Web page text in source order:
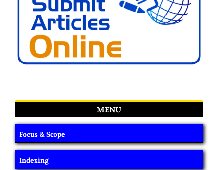
MENU
Focus & Scope
Indexing